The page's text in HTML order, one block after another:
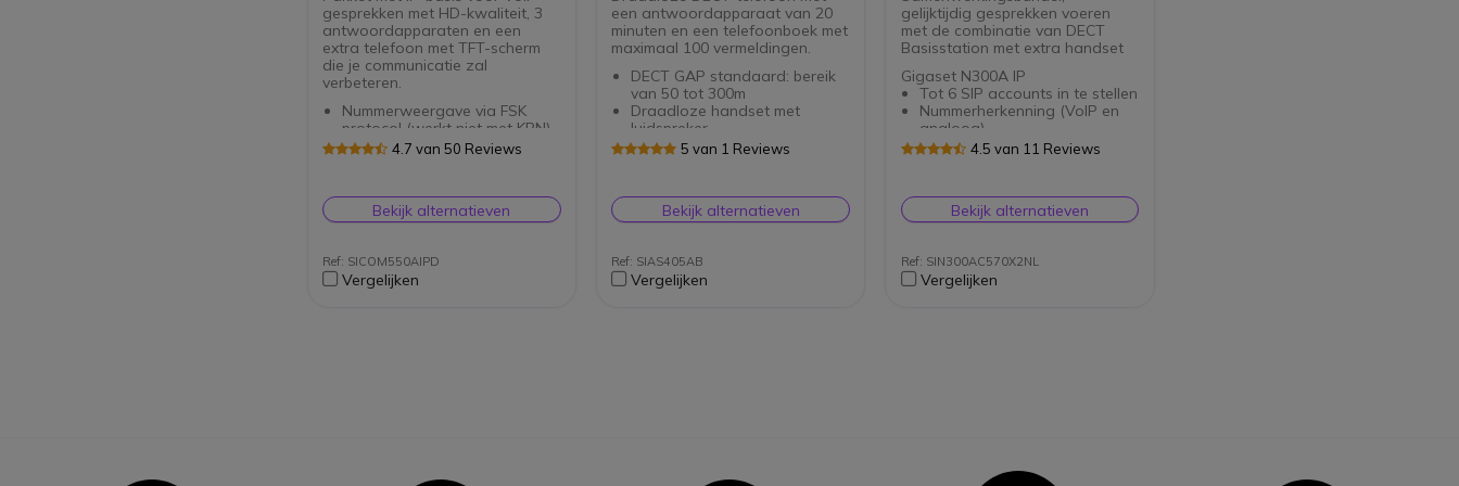
gesprekken met HD-kwaliteit, 3
antwoordapparaten en een
extra telefoon met TFT-scherm
die je communicatie zal
verbeteren.
Nummerweergave via FSK
protocol (werkt niet met KPN)
Tot 6 SIP-accounts en 4
Extra draadloze telefoon
2,2" TFT-kleurenscherm
4.7 van 50 Reviews
Bekijk alternatieven
Ref: SICOM550AIPD
Vergelijken
een antwoordapparaat van 20
minuten en een telefoonboek met
maximaal 100 vermeldingen.
DECT GAP standaard: bereik
van 50 tot 300m
Draadloze handset met
luidspreker
Ingebouwd
Telefoonboek: tot 100
contacten
tijd
Ondersteunt tot 3 extra
5 van 1 Reviews
Bekijk alternatieven
Ref: SIAS405AB
Vergelijken
gelijktijdig gesprekken voeren
met de combinatie van DECT
Basisstation met extra handset
Gigaset N300A IP
Tot 6 SIP accounts in te stellen
Nummerherkenning (VoIP en
analoog)
Ondersteunt DTMF & FSK
Gigaset C570HX
HD-geluidskwaliteit
") met een moderne
gebruikersinterface
4.5 van 11 Reviews
Bekijk alternatieven
Ref: SIN300AC570X2NL
Vergelijken